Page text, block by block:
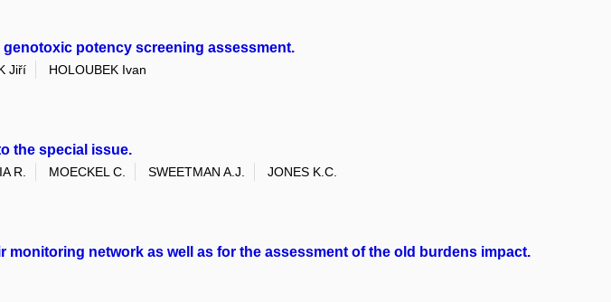
potency screening assessment.
Jiří
HOLOUBEK Ivan
the special issue.
R. MOECKEL C. SWEETMAN A.J.
JONES K.C.
network as well as for the assessment of the old burdens impact.